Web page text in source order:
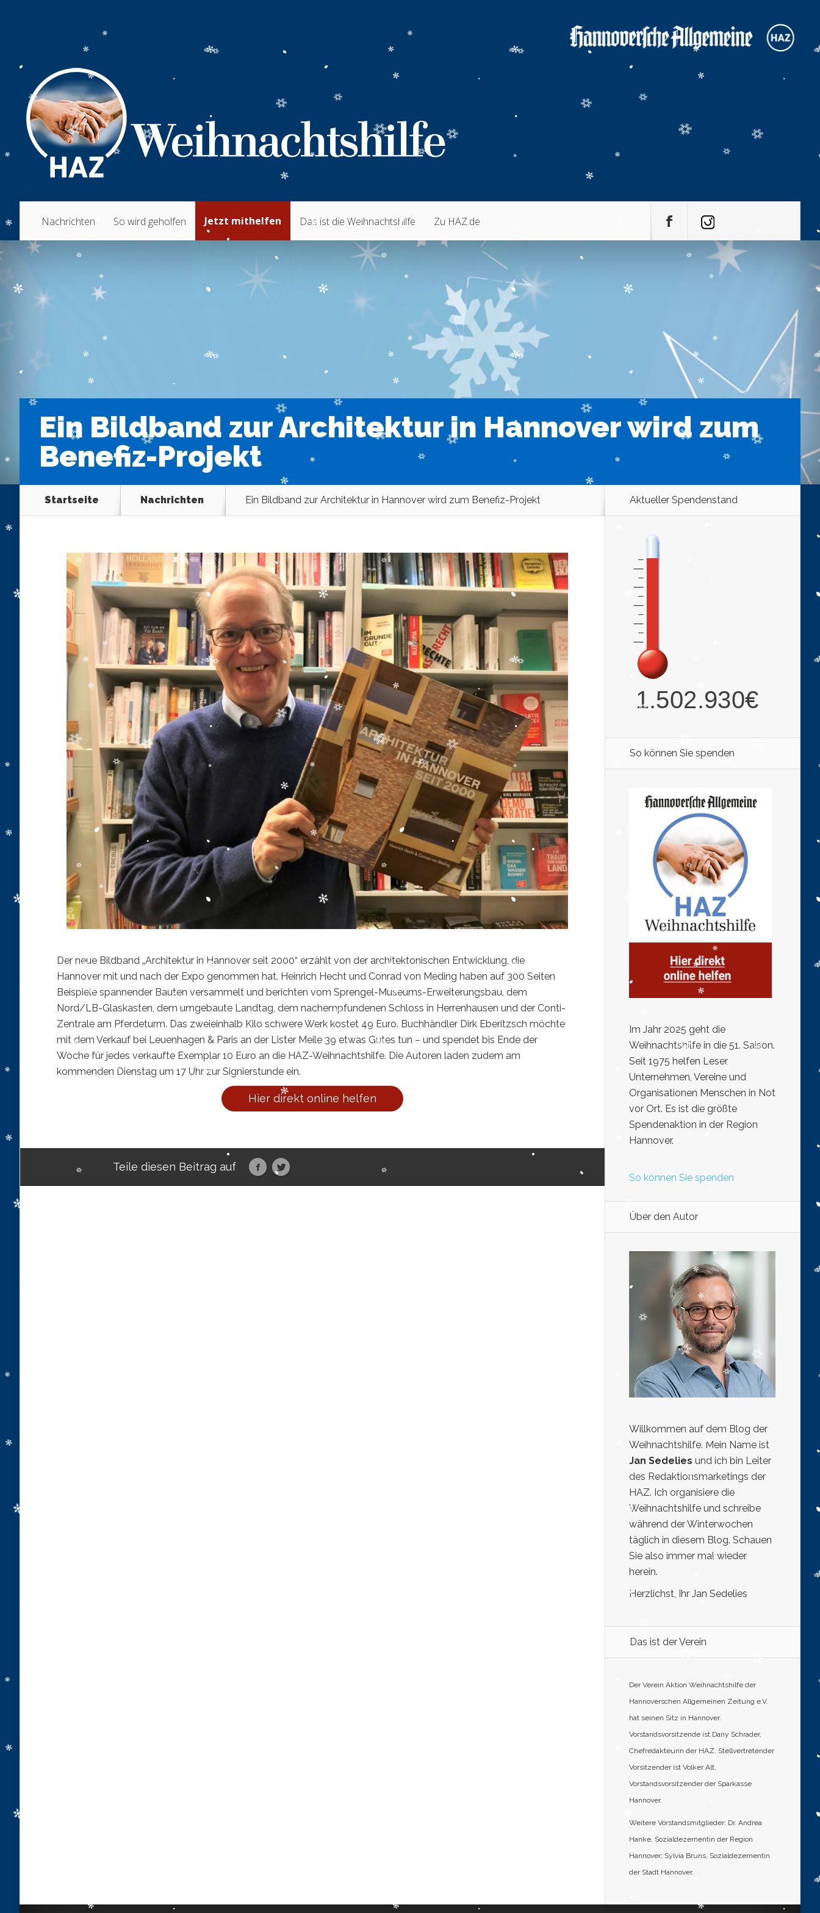
Nachrichten So wird geholfen Jetzt mithelfen Das ist die Weihnachtshilfe Zu HAZ.de
Ein Bildband zur Architektur in Hannover wird zum
Benefiz-Projekt
Startseite Nachrichten Ein Bildband zur Architektur in Hannover wird zum Benefiz-Projekt
Der neue Bildband „Architektur in Hannover seit 2000“ erzählt von der architektonischen Entwicklung, die
Hannover mit und nach der Expo genommen hat. Heinrich Hecht und Conrad von Meding haben auf 300 Seiten
Beispiele spannender Bauten versammelt und berichten vom Sprengel-Museums-Erweiterungsbau, dem
Nord/LB-Glaskasten, dem umgebaute Landtag, dem nachempfundenen Schloss in Herrenhausen und der Conti-
Zentrale am Pferdeturm. Das zweieinhalb Kilo schwere Werk kostet 49 Euro. Buchhändler Dirk Eberitzsch möchte
mit dem Verkauf bei Leuenhagen & Paris an der Lister Meile 39 etwas Gutes tun – und spendet bis Ende der
Woche für jedes verkaufte Exemplar 10 Euro an die HAZ-Weihnachtshilfe. Die Autoren laden zudem am
kommenden Dienstag um 17 Uhr zur Signierstunde ein.
Hier direkt online helfen
Teile diesen Beitrag auf
Aktueller Spendenstand
So können Sie spenden
Im Jahr 2025 geht die
Weihnachtshilfe in die 51. Saison.
Seit 1975 helfen Leser,
Unternehmen, Vereine und
Organisationen Menschen in Not
vor Ort. Es ist die größte
Spendenaktion in der Region
Hannover.
So können Sie spenden
Über den Autor
Willkommen auf dem Blog der
Weihnachtshilfe. Mein Name ist
Jan Sedelies und ich bin Leiter
des Redaktionsmarketings der
HAZ. Ich organisiere die
Weihnachtshilfe und schreibe
während der Winterwochen
täglich in diesem Blog. Schauen
Sie also immer mal wieder
herein.
Herzlichst, Ihr Jan Sedelies
Das ist der Verein
Der Verein Aktion Weihnachtshilfe der
Hannoverschen Allgemeinen Zeitung e.V.
hat seinen Sitz in Hannover.
Vorstandsvorsitzende ist Dany Schrader,
Chefredakteurin der HAZ. Stellvertretender
Vorsitzender ist Volker Alt,
Vorstandsvorsitzender der Sparkasse
Hannover.
Weitere Vorstandsmitglieder: Dr. Andrea
Hanke, Sozialdezernentin der Region
Hannover; Sylvia Bruns, Sozialdezernentin
der Stadt Hannover.